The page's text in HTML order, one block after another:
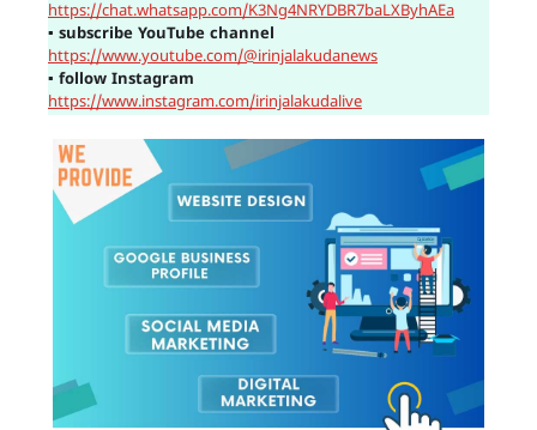
https://chat.whatsapp.com/K3Ng4NRYDBR7baLXByhAEa
▪ subscribe YouTube channel
https://www.youtube.com/@irinjalakudanews
▪ follow Instagram
https://www.instagram.com/irinjalakudalive